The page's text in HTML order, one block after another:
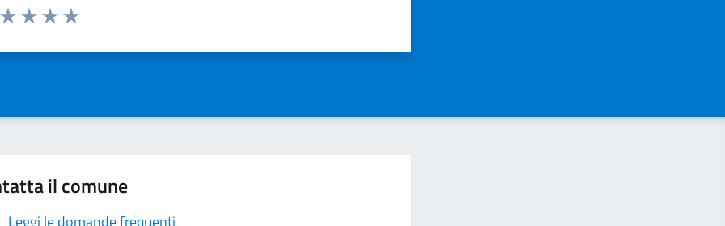
da 1 a 5 stelle la pagina
il comune
Leggi le domande frequenti